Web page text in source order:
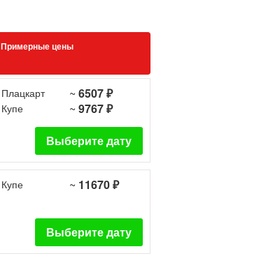
Примерные цены
Плацкарт ~ 6507 ₽
Купе ~ 9767 ₽
Выберите дату
Купе ~ 11670 ₽
Выберите дату